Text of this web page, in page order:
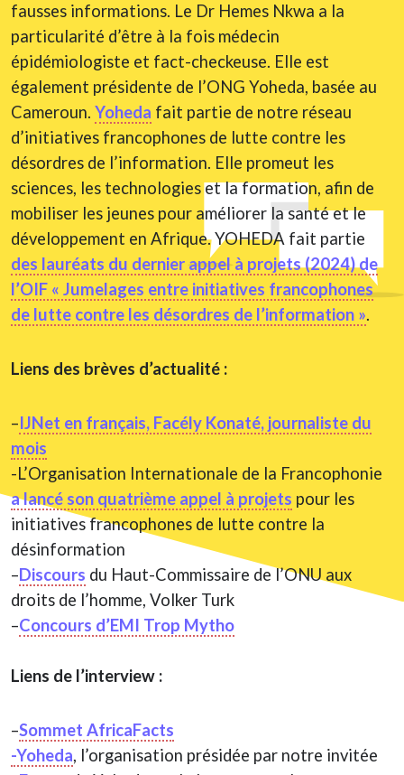
fausses informations. Le Dr Hemes Nkwa a la
particularité d’être à la fois médecin
épidémiologiste et fact-checkeuse. Elle est
également présidente de l’ONG Yoheda, basée au
Cameroun. Yoheda fait partie de notre réseau
d’initiatives francophones de lutte contre les
désordres de l’information. Elle promeut les
sciences, les technologies et la formation, afin de
mobiliser les jeunes pour améliorer la santé et le
développement en Afrique. YOHEDA fait partie
des lauréats du dernier appel à projets (2024) de
l’OIF « Jumelages entre initiatives francophones
de lutte contre les désordres de l’information ».
Liens des brèves d’actualité :
–IJNet en français, Facély Konaté, journaliste du
mois
-L’Organisation Internationale de la Francophonie
a lancé son quatrième appel à projets pour les
initiatives francophones de lutte contre la
désinformation
–Discours du Haut-Commissaire de l’ONU aux
droits de l’homme, Volker Turk
–Concours d’EMI Trop Mytho
Liens de l’interview :
–Sommet AfricaFacts
-Yoheda, l’organisation présidée par notre invitée